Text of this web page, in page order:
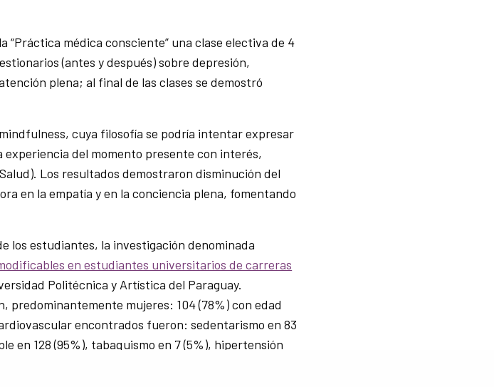
“Práctica médica consciente” una clase electiva de 4
(antes y después) sobre depresión,
plena; al final de las clases se demostró
cuya filosofía se podría intentar expresar
del momento presente con interés,
Los resultados demostraron disminución del
en la empatía y en la conciencia plena, fomentando
los estudiantes, la investigación denominada
en estudiantes universitarios de carreras
Politécnica y Artística del Paraguay.
predominantemente mujeres: 104 (78%) con edad
encontrados fueron: sedentarismo en 83
en 128 (95%), tabaquismo en 7 (5%), hipertensión